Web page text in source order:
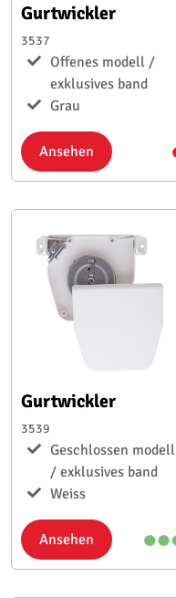
Gurtwickler
3537
Offenes modell /
exklusives band
Grau
Ansehen
Gurtwickler
3539
Geschlossen modell
/ exklusives band
Weiss
Ansehen